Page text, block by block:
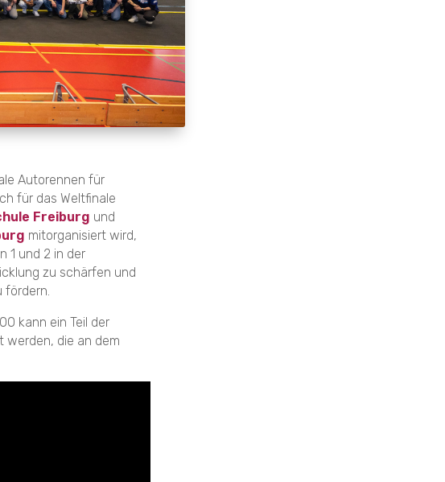
Autorennen für
für das Weltfinale
Freiburg und
mitorganisiert wird,
1 und 2 in der
zu schärfen und
fördern.
kann ein Teil der
werden, die an dem